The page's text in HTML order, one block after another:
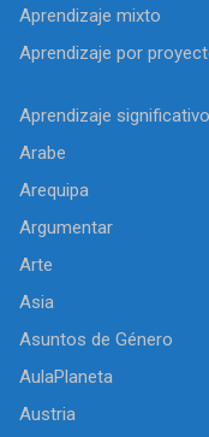
Aprendizaje mixto
Aprendizaje por
Aprendizaje significativo
Arabe
Arequipa
Argumentar
Arte
Asia
Asuntos de Género
AulaPlaneta
Austria